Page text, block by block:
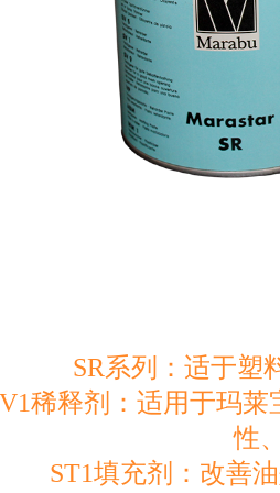
SR系列：适于塑
稀释剂：适用于玛
性
ST1填充剂：改善